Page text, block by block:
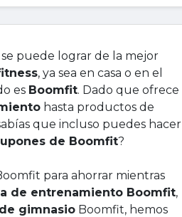
puede lograr de la mejor
, ya sea en casa o en el
es Boomfit. Dado que ofrece
hasta productos de
que incluso puedes hacer
de Boomfit?
para ahorrar mientras
de entrenamiento Boomfit,
gimnasio Boomfit, hemos